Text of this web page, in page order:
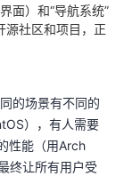
面）和“导航系统”
源社区和项目，正
的场景有不同的
），有人需要
性能（用Arch
终让所有用户受